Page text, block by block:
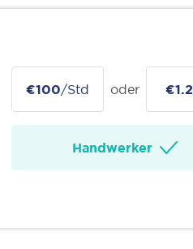
€100/Std oder €1.2
Handwerker